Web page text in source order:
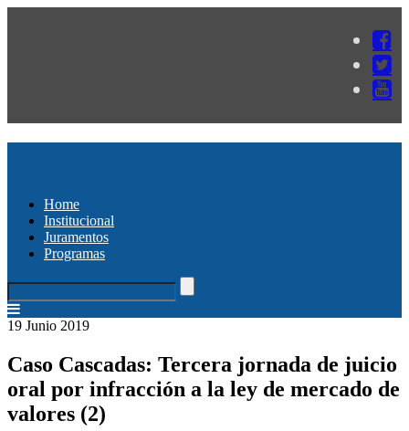
Home
Institucional
Juramentos
Programas
19 Junio 2019
Caso Cascadas: Tercera jornada de juicio
oral por infracción a la ley de mercado de
valores (2)